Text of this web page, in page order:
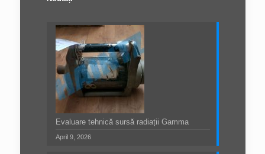
Evaluare tehnică sursă radiații Gamma
April 9, 2026